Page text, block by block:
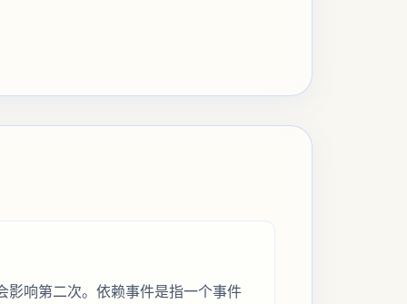
响第二次。依赖事件是指一个事件